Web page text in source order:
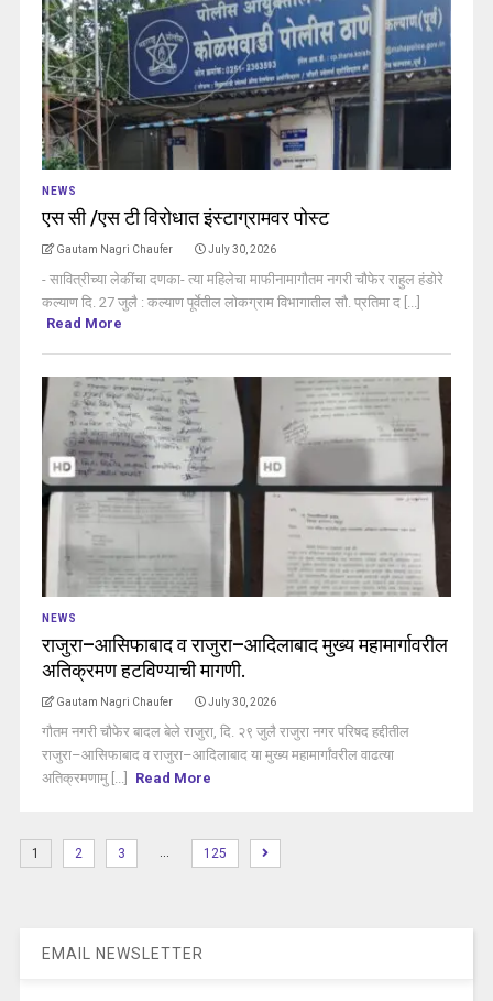
NEWS
एस सी /एस टी विरोधात इंस्टाग्रामवर पोस्ट
Gautam Nagri Chaufer July 30, 2026
- सावित्रीच्या लेकींचा दणका- त्या महिलेचा माफीनामागौतम नगरी चौफेर राहुल हंडोरे
कल्याण दि. 27 जुलै : कल्याण पूर्वेतील लोकग्राम विभागातील सौ. प्रतिमा द [...]
Read More
NEWS
राजुरा–आसिफाबाद व राजुरा–आदिलाबाद मुख्य महामार्गावरील
अतिक्रमण हटविण्याची मागणी.
Gautam Nagri Chaufer July 30, 2026
गौतम नगरी चौफेर बादल बेले राजुरा, दि. २९ जुलै राजुरा नगर परिषद हद्दीतील
राजुरा–आसिफाबाद व राजुरा–आदिलाबाद या मुख्य महामार्गांवरील वाढत्या
अतिक्रमणामु [...]
Read More
1 2 3 … 125
EMAIL NEWSLETTER